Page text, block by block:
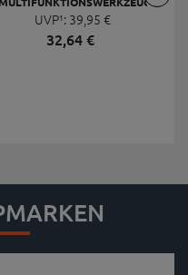
MINI 20 PRO
UVP¹: 39,95 €
32,64€